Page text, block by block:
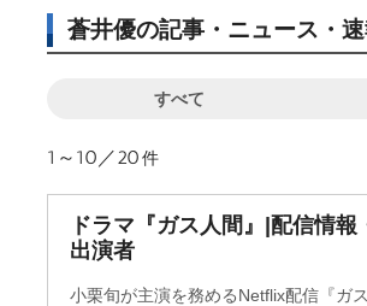
蒼井優の記事・ニュース・
すべて
1～10／20件
ドラマ『ガス人間』|配信情報
出演者
小栗旬が主演を務めるNetflix配信『ガ